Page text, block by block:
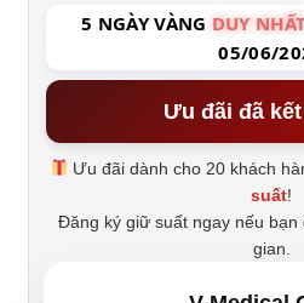
5 NGÀY VÀNG DUY
05/06/
Ưu đãi đã
Ưu đãi dành cho 20 khách
suất!
Đăng ký giữ suất ngay nếu
gian.